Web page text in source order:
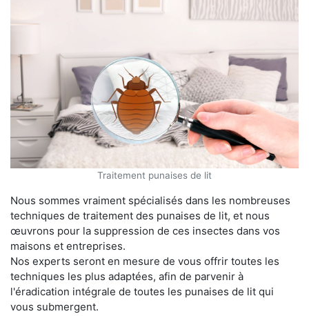
Traitement punaises de lit
Nous sommes vraiment spécialisés dans les nombreuses
techniques de traitement des punaises de lit, et nous
œuvrons pour la suppression de ces insectes dans vos
maisons et entreprises.
Nos experts seront en mesure de vous offrir toutes les
techniques les plus adaptées, afin de parvenir à
l'éradication intégrale de toutes les punaises de lit qui
vous submergent.